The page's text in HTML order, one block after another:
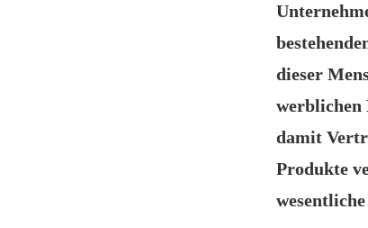
dieser
werblichen
damit
Produkte